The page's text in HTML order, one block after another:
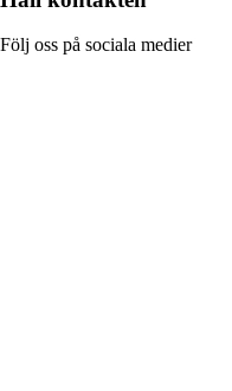
Följ oss på sociala medier